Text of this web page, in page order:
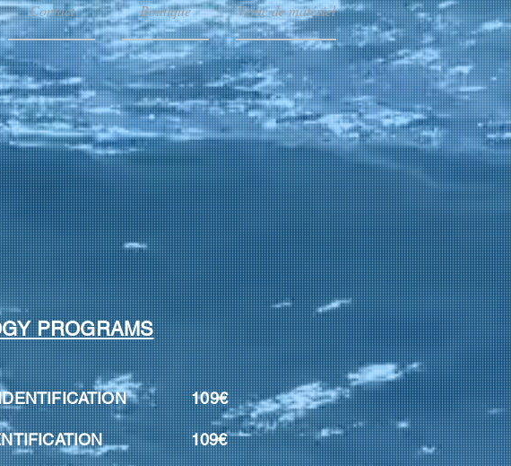
Contact Boutique Vente de matériel
PROGRAMS
IDENTIFICATION 109€
109€